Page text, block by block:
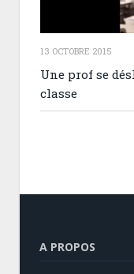
13 OCTOBRE 2015
Une prof se
classe
A PROPOS